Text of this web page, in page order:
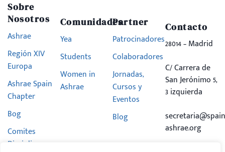
Sobre
Nosotros
Ashrae
Región XIV
Europa
Ashrae Spain
Chapter
Bog
Comites
Disciplinares
Comunidades
Yea
Students
Women in
Ashrae
Partner
Patrocinadores
Colaboradores
Jornadas,
Cursos y
Eventos
Blog
Contacto
28014 – Madrid
C/ Carrera de
San Jerónimo 5,
3 izquierda
ashrae.org